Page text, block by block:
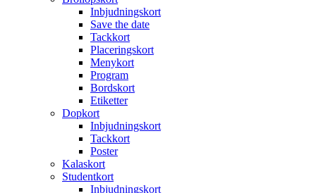
Inbjudningskort
Save the date
Tackkort
Placeringskort
Menykort
Program
Bordskort
Etiketter
Dopkort
Inbjudningskort
Tackkort
Poster
Kalaskort
Studentkort
Inbjudningskort